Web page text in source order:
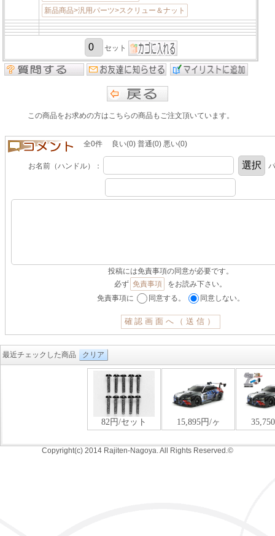
新品商品>汎用パーツ>スクリュー＆ナット
セット
この商品をお求めの方はこちらの商品もご注文頂いています。
全0件 良い(0) 普通(0) 悪い(0)
お名前（ハンドル）：
投稿には免責事項の同意が必要です。
必ず 免責事項
をお読み下さい。
免責事項に
同意する。 同意しない。
最近チェックした商品 クリア
Copyright(c) 2014 Rajiten-Nagoya. All Rights Reserved.©